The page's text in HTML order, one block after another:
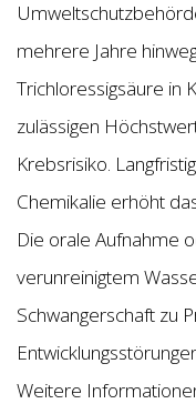
mehrere Jahre
Trichloressigsäure in
zulässigen
Krebsrisiko.
Chemikalie erhöht
Die orale Aufnahme
verunreinigtem
Schwangerschaft zu
Weitere